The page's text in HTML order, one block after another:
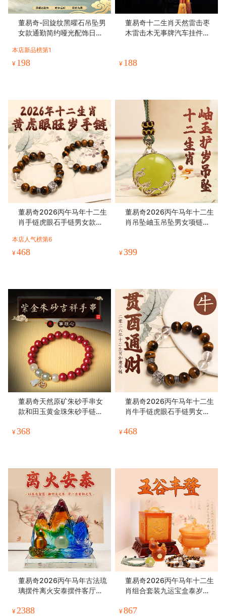
董易奇-回旋纹黑曜石吊坠男
女款通勤简约哑光配饰日常
本店新品榜第1
¥ 198
董易奇十二生肖天然雷击枣
木雷击木无事牌汽车挂件家
¥ 188
董易奇2026丙午马年十二生
肖手链虎眼石手链男女款白
本店人气榜第6
¥468
董易奇2026丙午马年十二生
肖吊坠岫玉吊坠男女项链吉
¥399
董易奇天然原矿朱砂手串女
款和田玉黄金珠朱砂手链男
¥368
董易奇2026丙午马年十二生
肖牛手链虎眼石手链男女款
¥468
董易奇2026丙午马年古法琉
璃摆件离火安泰摆件客厅办
¥ 2388
董易奇2026丙午马年十二生
肖组合套装九运宝盒泰岁印
¥867